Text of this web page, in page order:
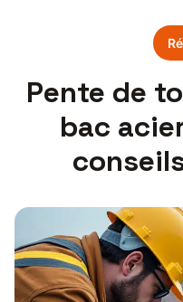
Pente de
bac